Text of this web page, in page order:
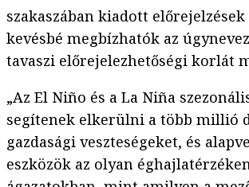
szakaszában kiadott
kevésbé megbízhatók az
tavaszi előrejelezhetőségi korlát
„Az El Niño és a La Niña
segítenek elkerülni a több millió
gazdasági veszteségeket, és
eszközök az olyan